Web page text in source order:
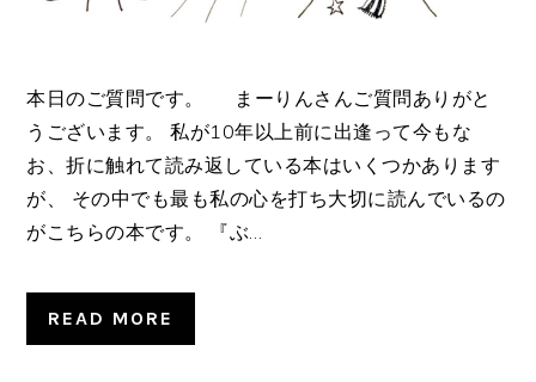
本日のご質問です。 まーりんさんご質問ありがと
うございます。 私が10年以上前に出逢って今もな
お、折に触れて読み返している本はいくつかあります
が、 その中でも最も私の心を打ち大切に読んでいるの
がこちらの本です。 『ぶ…
READ MORE